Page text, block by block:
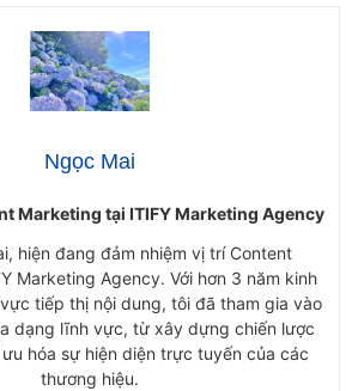
Ngọc Mai
Marketing tại ITIFY Marketing Agency
hiện đang đảm nhiệm vị trí Content
Marketing Agency. Với hơn 3 năm kinh
tiếp thị nội dung, tôi đã tham gia vào
dạng lĩnh vực, từ xây dựng chiến lược
hóa sự hiện diện trực tuyến của các
thương hiệu.